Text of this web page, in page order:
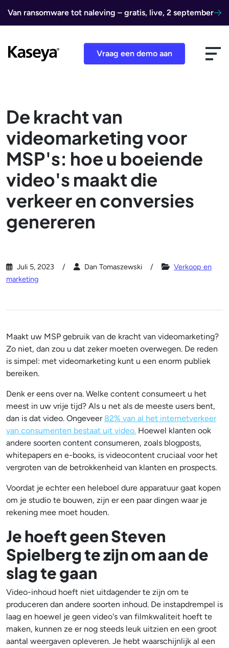
Van ransomware tot naleving – gratis, live, 2 september
Vraag een demo aan
De kracht van
videomarketing voor
MSP's: hoe u boeiende
video's maakt die
verkeer en conversies
genereren
Juli 5, 2023 Dan Tomaszewski
Verkoop en
marketing
Maakt uw MSP gebruik van de kracht van videomarketing?
Zo niet, dan zou u dat zeker moeten overwegen. De reden
is simpel: met videomarketing kunt u een enorm publiek
bereiken.
Denk er eens over na. Welke content consumeert u het
meest in uw vrije tijd? Als u net als de meeste users bent,
dan is dat video. Ongeveer 82% van al het internetverkeer
van consumenten bestaat uit video. Hoewel klanten ook
andere soorten content consumeren, zoals blogposts,
whitepapers en e-books, is videocontent cruciaal voor het
vergroten van de betrokkenheid van klanten en prospects.
Voordat je echter een heleboel dure apparatuur gaat kopen
om je studio te bouwen, zijn er een paar dingen waar je
rekening mee moet houden.
Je hoeft geen Steven
Spielberg te zijn om aan de
slag te gaan
Video-inhoud hoeft niet uitdagender te zijn om te
produceren dan andere soorten inhoud. De instapdrempel is
laag en hoewel je geen video's van filmkwaliteit hoeft te
maken, kunnen ze er nog steeds leuk uitzien en een groot
aantal weergaven opleveren. Je hebt waarschijnlijk al een